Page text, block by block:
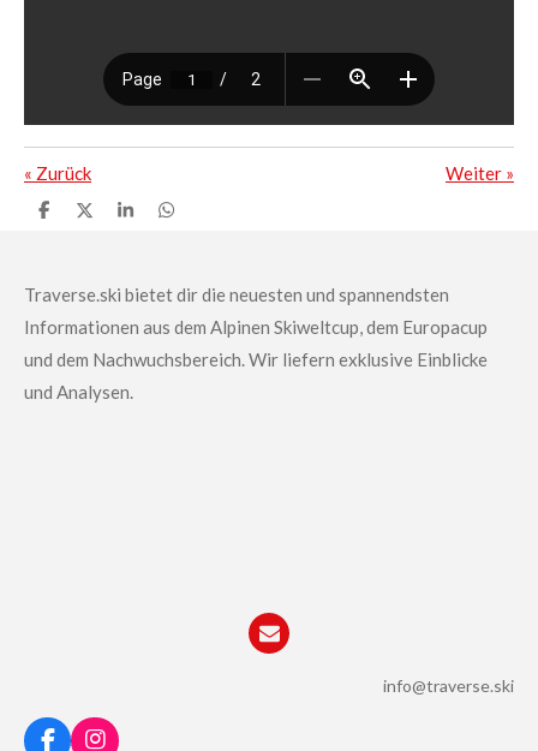
« Zurück Weiter »
T
e
n
T
e
n
T
e
n
T
e
n
Traverse.ski bietet dir die neuesten und spannendsten
Informationen aus dem Alpinen Skiweltcup, dem Europacup
und dem Nachwuchsbereich.Wir liefern exklusive Einblicke
und Analysen.
info@traverse.ski